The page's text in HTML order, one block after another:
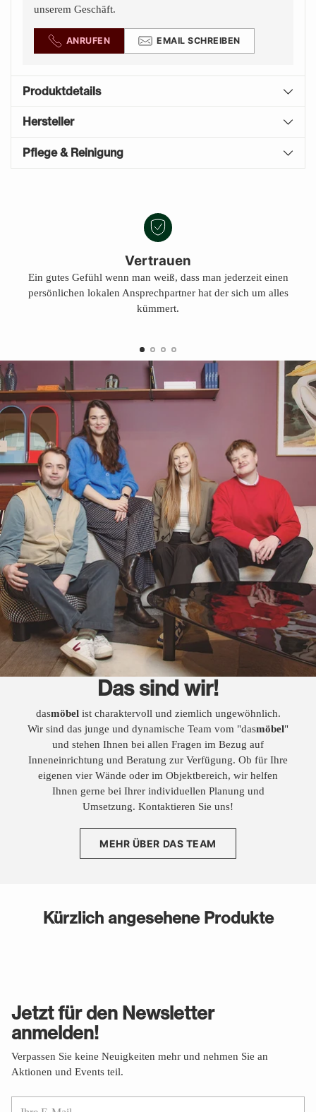
unserem Geschäft.
ANRUFEN EMAIL SCHREIBEN
Produktdetails
Hersteller
Pflege & Reinigung
K
A
Vertrauen
Ein gutes Gefühl wenn man weiß, dass man jederzeit einen
persönlichen lokalen Ansprechpartner hat der sich um alles
kümmert.
Das sind wir!
dasmöbelist charaktervoll und ziemlich ungewöhnlich.
Wir sind das junge und dynamische Team vom "dasmöbel"
und stehen Ihnen bei allen Fragen im Bezug auf
Inneneinrichtung und Beratung zur Verfügung. Ob für Ihre
eigenen vier Wände oder im Objektbereich, wir helfen
Ihnen gerne bei Ihrer individuellen Planung und
Umsetzung. Kontaktieren Sie uns!
MEHR ÜBER DAS TEAM
Kürzlich angesehene Produkte
Jetzt für den Newsletter
anmelden!
Verpassen Sie keine Neuigkeiten mehr und nehmen Sie an
Aktionen und Events teil.